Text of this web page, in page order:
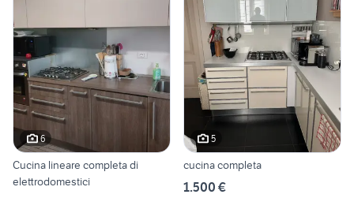
6
Cucina lineare completa di
elettrodomestici
5
cucina completa
1.500 €